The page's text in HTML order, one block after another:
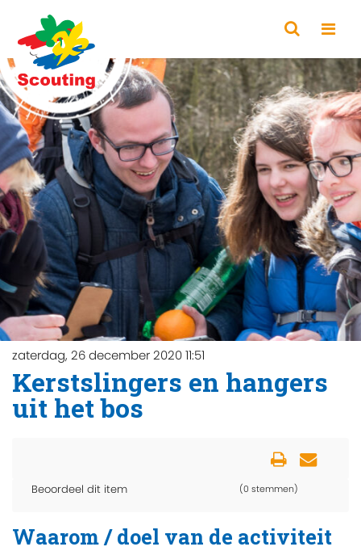
zaterdag, 26 december 2020 11:51
Kerstslingers en hangers
uit het bos
Beoordeel dit item (0 stemmen)
Waarom / doel van de activiteit